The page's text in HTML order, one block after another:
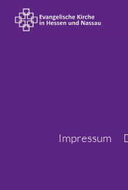
Impressum